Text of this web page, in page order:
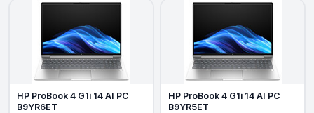
HP ProBook 4 G1i 14 AI PC
B9YR6ET
HP ProBook 4 G1i 14 AI PC
B9YR5ET